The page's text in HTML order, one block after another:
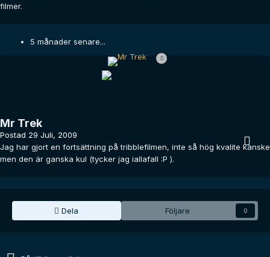
filmer.
5 månader senare...
Mr Trek
Postad 29 Juli, 2009
Jag har gjort en fortsättning på tribblefilmen, inte så hög kvalite kanske
men den är ganska kul (tycker jag iallafall :P ).
Dela Följare 0